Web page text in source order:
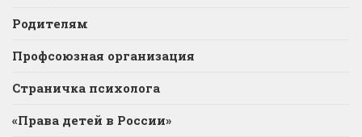
Родителям
Профсоюзная организация
Страничка психолога
«Права детей в России»